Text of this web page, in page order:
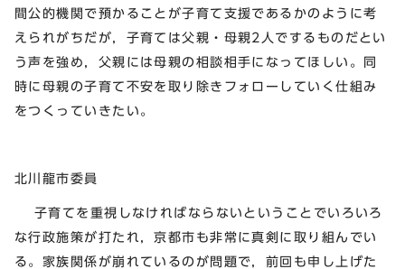
間公的機関で預かることが子育て支援であるかのように考
えられがちだが，子育ては父親・母親2人でするものだとい
う声を強め，父親には母親の相談相手になってほしい。同
時に母親の子育て不安を取り除きフォローしていく仕組み
をつくっていきたい。
北川龍市委員
子育てを重視しなければならないということでいろいろ
な行政施策が打たれ，京都市も非常に真剣に取り組んでい
る。家族関係が崩れているのが問題で，前回も申し上げた